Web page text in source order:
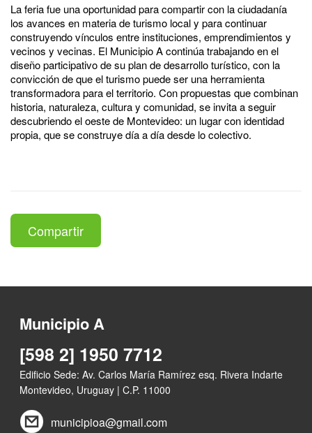
La feria fue una oportunidad para compartir con la ciudadanía
los avances en materia de turismo local y para continuar
construyendo vínculos entre instituciones, emprendimientos y
vecinos y vecinas. El Municipio A continúa trabajando en el
diseño participativo de su plan de desarrollo turístico, con la
convicción de que el turismo puede ser una herramienta
transformadora para el territorio. Con propuestas que combinan
historia, naturaleza, cultura y comunidad, se invita a seguir
descubriendo el oeste de Montevideo: un lugar con identidad
propia, que se construye día a día desde lo colectivo.
Compartir
Municipio A
[598 2] 1950 7712
Edificio Sede: Av. Carlos María Ramírez esq. Rivera Indarte
Montevideo, Uruguay | C.P. 11000
municipioa@gmail.com